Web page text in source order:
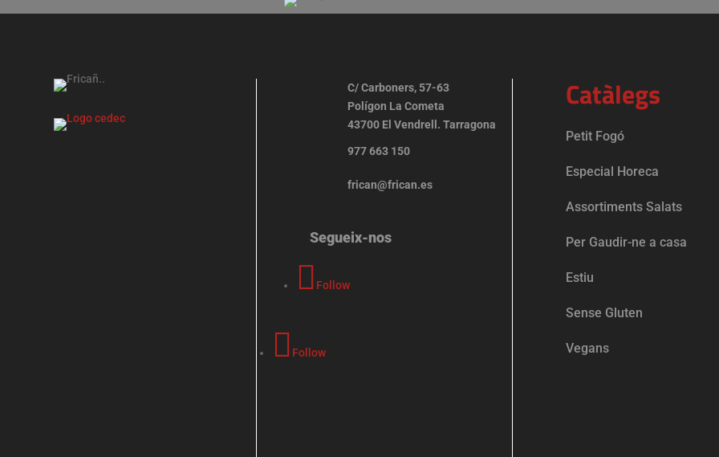
C/ Carboners, 57-63
Polígon La Cometa
43700 El Vendrell. Tarragona
977 663 150
frican@frican.es
Segueix-nos
Follow
Follow
Catàlegs
Petit Fogó
Especial Horeca
Assortiments Salats
Per Gaudir-ne a casa
Estiu
Sense Gluten
Vegans